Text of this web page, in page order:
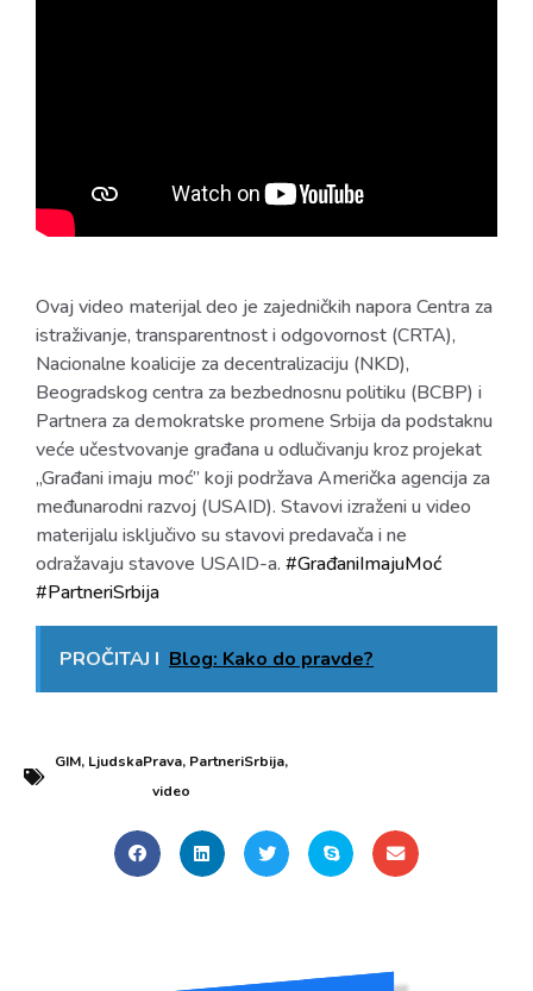
Ovaj video materijal deo je zajedničkih napora Centra za
istraživanje, transparentnost i odgovornost (CRTA),
Nacionalne koalicije za decentralizaciju (NKD),
Beogradskog centra za bezbednosnu politiku (BCBP) i
Partnera za demokratske promene Srbija da podstaknu
veće učestvovanje građana u odlučivanju kroz projekat
„Građani imaju moć” koji podržava Američka agencija za
međunarodni razvoj (USAID). Stavovi izraženi u video
materijalu isključivo su stavovi predavača i ne
odražavaju stavove USAID-a. #GrađaniImajuMoć
#PartneriSrbija
PROČITAJ I Blog: Kako do pravde?
GIM, LjudskaPrava, PartneriSrbija,
video